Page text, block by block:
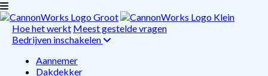
Hoe het werkt Meest gestelde vragen
Bedrijven inschakelen
Aannemer
Dakdekker